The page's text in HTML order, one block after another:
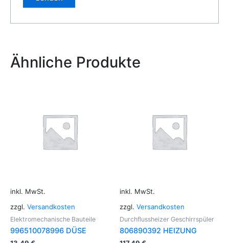
Ähnliche Produkte
inkl. MwSt.
zzgl. Versandkosten
Elektromechanische Bauteile
996510078996 DÜSE
inkl. MwSt.
zzgl. Versandkosten
Durchflussheizer Geschirrspüler
806890392 HEIZUNG